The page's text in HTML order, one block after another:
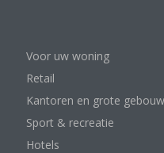
Voor uw woning
Retail
Kantoren en grote
Sport & recreatie
Hotels